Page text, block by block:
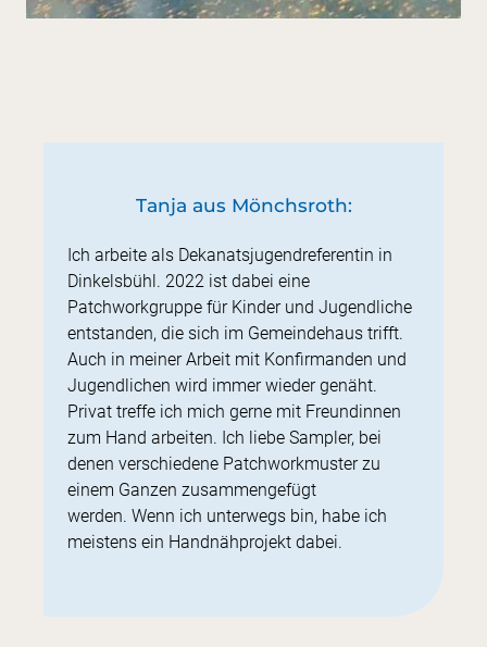
Tanja aus Mönchsroth:
Ich arbeite als Dekanatsjugendreferentin in
Dinkelsbühl. 2022 ist dabei eine
Patchworkgruppe für Kinder und Jugendliche
entstanden, die sich im Gemeindehaus trifft.
Auch in meiner Arbeit mit Konfirmanden und
Jugendlichen wird immer wieder genäht.
Privat treffe ich mich gerne mit Freundinnen
zum Hand arbeiten. Ich liebe Sampler, bei
denen verschiedene Patchworkmuster zu
einem Ganzen zusammengefügt
werden. Wenn ich unterwegs bin, habe ich
meistens ein Handnähprojekt dabei.